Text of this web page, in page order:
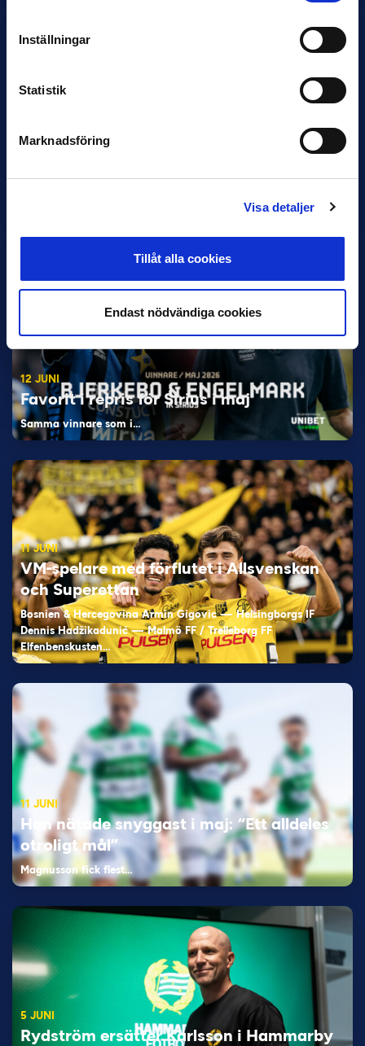
Inställningar
Statistik
Marknadsföring
Visa detaljer
Tillåt alla cookies
Endast nödvändiga cookies
Helstrup ny tränare i Malmö FF
12 JUNI
Favorit i repris för Sirius i maj
Samma vinnare som i…
11 JUNI
VM-spelare med förflutet i Allsvenskan
och Superettan
Bosnien & Hercegovina Armin Gigovic — Helsingborgs IF
Dennis Hadžikadunić — Malmö FF / Trelleborg FF
Elfenbenskusten…
11 JUNI
Han nätade snyggast i maj: “Ett alldeles
otroligt mål”
Magnusson fick flest…
5 JUNI
Rydström ersätter Karlsson i Hammarby